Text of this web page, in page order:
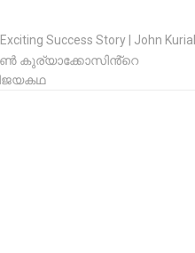
Success Story | John
കുര്യാക്കോസിൻ്റെ